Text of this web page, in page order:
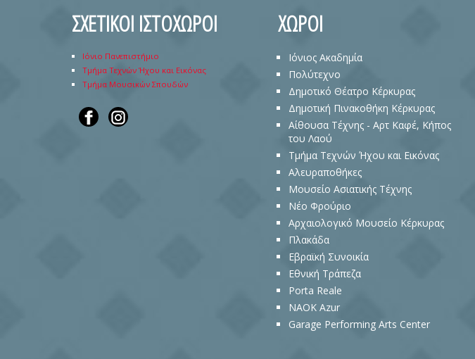
ΣΧΕΤΙΚΟΙ ΙΣΤΟΧΩΡΟΙ
Ιόνιο Πανεπιστήμιο
Τμήμα Τεχνών Ήχου και Εικόνας
Τμήμα Μουσικών Σπουδών
ΧΩΡΟΙ
Ιόνιος Ακαδημία
Πολύτεχνο
Δημοτικό Θέατρο Κέρκυρας
Δημοτική Πινακοθήκη Κέρκυρας
Αίθουσα Τέχνης - Αρτ Καφέ, Κήπος
του Λαού
Τμήμα Τεχνών Ήχου και Εικόνας
Αλευραποθήκες
Μουσείο Ασιατικής Τέχνης
Νέο Φρούριο
Αρχαιολογικό Μουσείο Κέρκυρας
Πλακάδα
Eβραϊκή Συνοικία
Εθνική Τράπεζα
Porta Reale
NAOK Azur
Garage Performing Arts Center